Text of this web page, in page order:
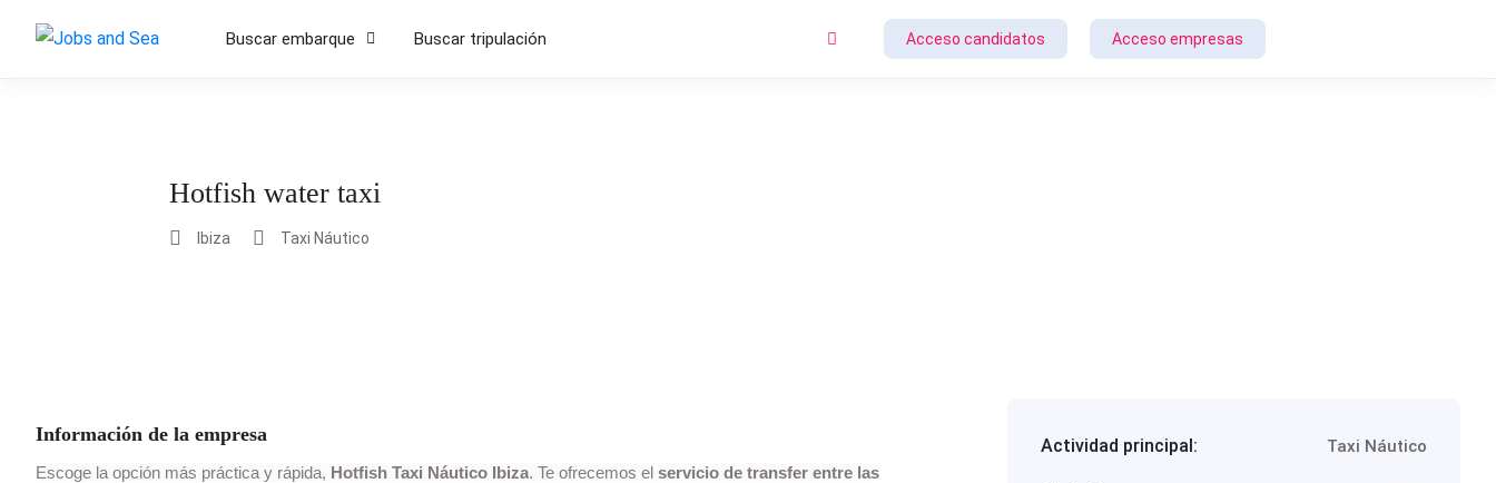
Buscar embarque Buscar tripulación Acceso candidatos Acceso empresas
Hotfish water taxi
Ibiza Taxi Náutico
Información de la empresa
Escoge la opción más práctica y rápida, Hotfish Taxi Náutico Ibiza. Te ofrecemos el servicio de transfer entre las
Actividad principal: Taxi Náutico